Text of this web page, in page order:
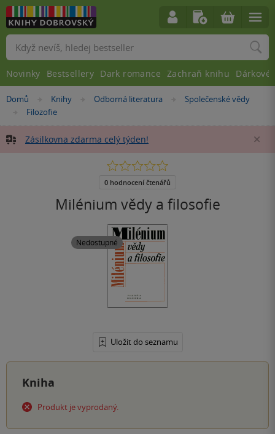
Nacházíte
Domů »Knihy »
Odborná literatura »
Společenské vědy
»Filozofie
Zásilkovna zdarma celý týden!
Milénium vědy a filosofie
Nedostupné
Uložit do seznamu
0.0
5
0 hodnocení čtenářů
Kniha
Produkt je vyprodaný.
Vyhledávání
Novinky Bestsellery Dark romance Zachraň knihu Dárkové